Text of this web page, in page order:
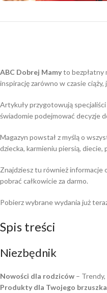
ABC Dobrej Mamyto bezpłatny
inspirację zarówno w czasie ciąży,
Artykuły przygotowują
świadomie podejmować decyzje
Magazyn powstał z myślą o
dziecka, karmieniu piersią,
Znajdziesz tu również informacje
pobrać całkowicie za darmo.
Pobierz wybrane wydania już
Spis treści
Niezbędnik
Nowości dla rodziców –
Produkty dla Twojego brzuszka